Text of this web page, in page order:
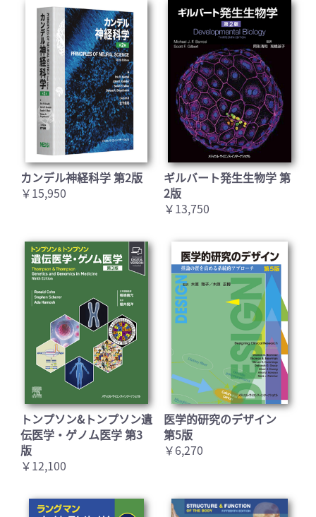
カンデル神経科学 第2版
￥15,950
ギルバート発生生物学 第
2版
￥13,750
トンプソン&トンプソン遺
伝医学・ゲノム医学 第3
版
￥12,100
医学的研究のデザイン
第5版
￥6,270